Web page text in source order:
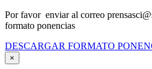
Por favor enviar al correo
formato ponencias
DESCARGAR FORMATO
×